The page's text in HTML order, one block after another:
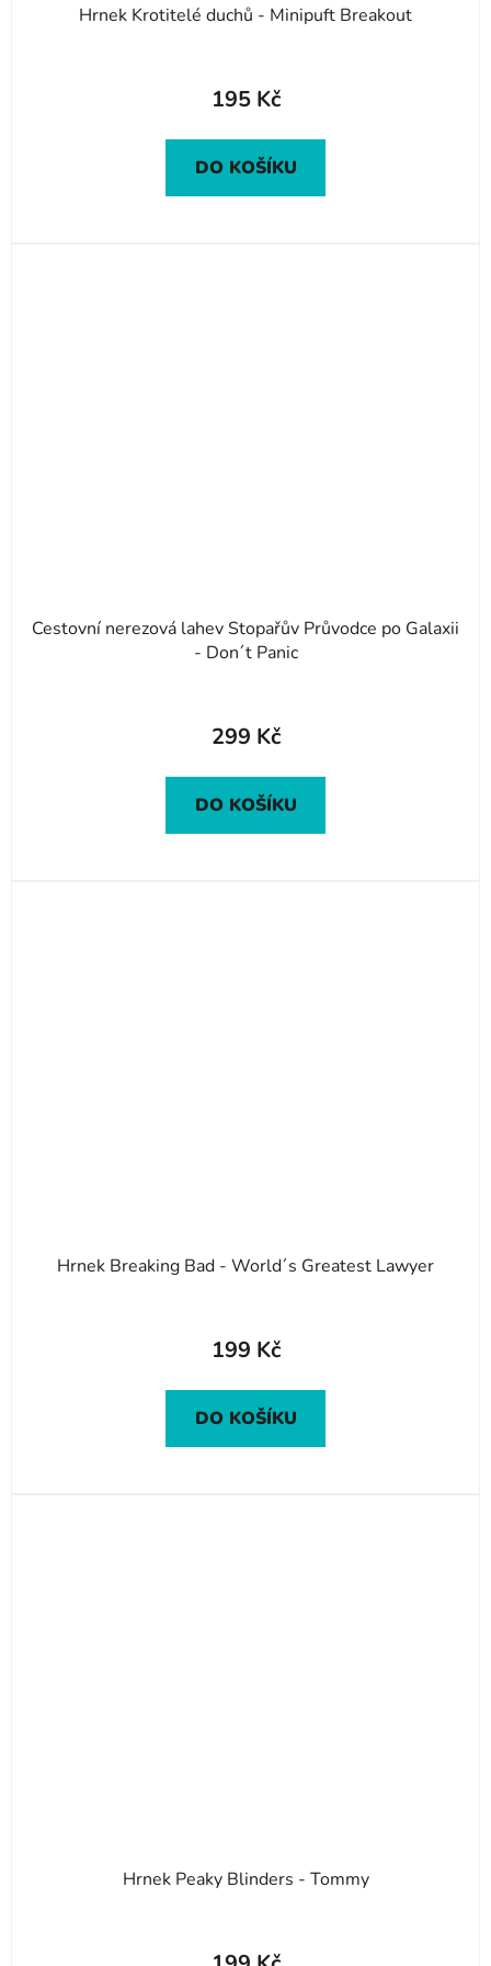
Hrnek Krotitelé duchů - Minipuft Breakout
195 Kč
DO KOŠÍKU
Cestovní nerezová lahev Stopařův Průvodce po Galaxii
- Don´t Panic
299 Kč
DO KOŠÍKU
Hrnek Breaking Bad - World´s Greatest Lawyer
199 Kč
DO KOŠÍKU
Hrnek Peaky Blinders - Tommy